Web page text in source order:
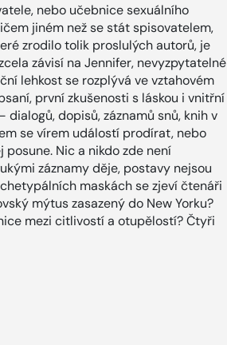
nebo učebnice sexuálního
jiném než se stát spisovatelem,
zrodilo tolik proslulých autorů, je
závisí na Jennifer, nevyzpytatelné
lehkost se rozplývá ve vztahovém
první zkušenosti s láskou i vnitřní
dopisů, záznamů snů, knih v
se vírem událostí prodírat, nebo
Nic a nikdo zde není
záznamy děje, postavy nejsou
maskách se zjeví čtenáři
mýtus zasazený do New Yorku?
mezi citlivostí a otupělostí? Čtyři